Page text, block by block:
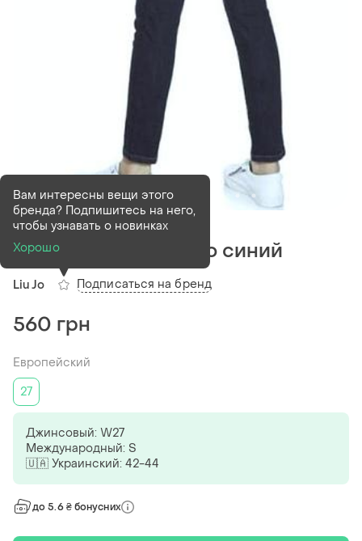
В наличии 1 шт
Джинсы слим темно синий
Liu Jo
Вам интересны вещи этого
бренда? Подпишитесь на него,
чтобы узнавать о новинках
Хорошо
Подписаться на бренд
560 грн
Европейский
27
Джинсовый: W27
Международный: S
🇺🇦 Украинский: 42-44
до 5.6 ₴ бонусних